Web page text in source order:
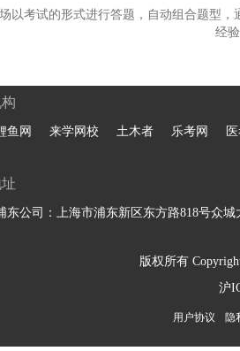
以考试的形式进行答题，自动组合题型
经
鱼网 来学网校 土木者 乐考网
东公司：上海市浦东新区东方路818号众城
版权所有
沪
用户协议 隐